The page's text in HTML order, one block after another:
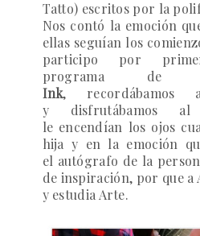
Tatto) escritos por la
Nos contó la emoción
ellas seguían los
participo por
programa de
Ink, recordábamos
y disfrutábamos
le encendían los ojos
hija y en la emoción
el autógrafo de la
de inspiración, por que a
y estudia Arte.